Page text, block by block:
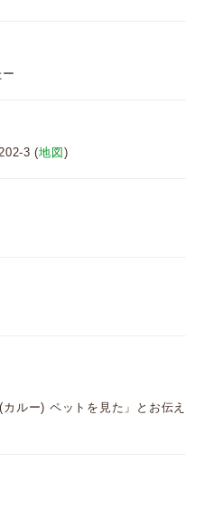
ー
3 (地図 )
ルー) ペットを見た」とお伝え